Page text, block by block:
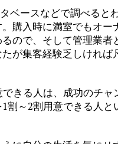
ベースなどで調べると
購入時に満室でもオ
ので、そして管理業
が集客経験乏しければ
きる人は、成功のチ
～2割用意できる人と